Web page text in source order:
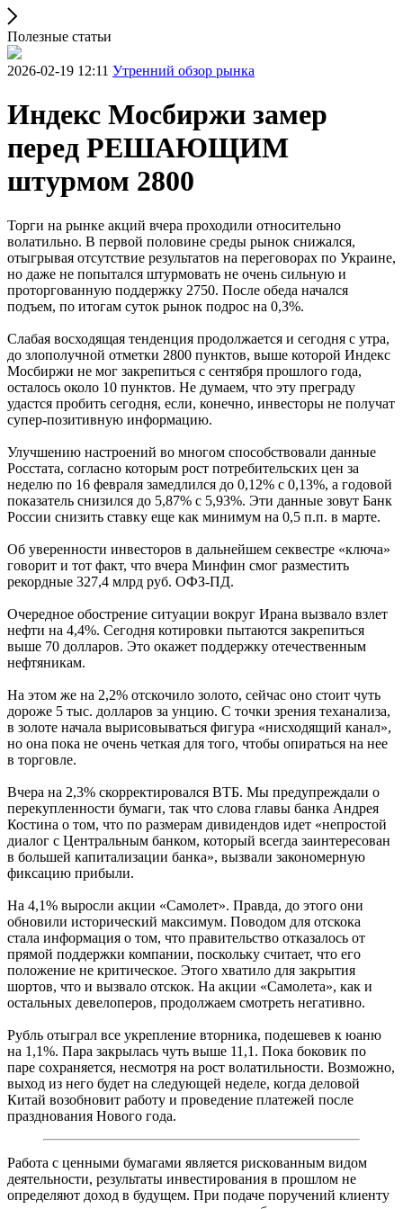
Полезные статьи
2026-02-19 12:11 Утренний обзор рынка
Индекс Мосбиржи замер
перед РЕШАЮЩИМ
штурмом 2800
Торги на рынке акций вчера проходили относительно
волатильно. В первой половине среды рынок снижался,
отыгрывая отсутствие результатов на переговорах по Украине,
но даже не попытался штурмовать не очень сильную и
проторгованную поддержку 2750. После обеда начался
подъем, по итогам суток рынок подрос на 0,3%.
Слабая восходящая тенденция продолжается и сегодня с утра,
до злополучной отметки 2800 пунктов, выше которой Индекс
Мосбиржи не мог закрепиться с сентября прошлого года,
осталось около 10 пунктов. Не думаем, что эту преграду
удастся пробить сегодня, если, конечно, инвесторы не получат
супер-позитивную информацию.
Улучшению настроений во многом способствовали данные
Росстата, согласно которым рост потребительских цен за
неделю по 16 февраля замедлился до 0,12% с 0,13%, а годовой
показатель снизился до 5,87% с 5,93%. Эти данные зовут Банк
России снизить ставку еще как минимум на 0,5 п.п. в марте.
Об уверенности инвесторов в дальнейшем секвестре «ключа»
говорит и тот факт, что вчера Минфин смог разместить
рекордные 327,4 млрд руб. ОФЗ-ПД.
Очередное обострение ситуации вокруг Ирана вызвало взлет
нефти на 4,4%. Сегодня котировки пытаются закрепиться
выше 70 долларов. Это окажет поддержку отечественным
нефтяникам.
На этом же на 2,2% отскочило золото, сейчас оно стоит чуть
дороже 5 тыс. долларов за унцию. С точки зрения теханализа,
в золоте начала вырисовываться фигура «нисходящий канал»,
но она пока не очень четкая для того, чтобы опираться на нее
в торговле.
Вчера на 2,3% скорректировался ВТБ. Мы предупреждали о
перекупленности бумаги, так что слова главы банка Андрея
Костина о том, что по размерам дивидендов идет «непростой
диалог с Центральным банком, который всегда заинтересован
в большей капитализации банка», вызвали закономерную
фиксацию прибыли.
На 4,1% выросли акции «Самолет». Правда, до этого они
обновили исторический максимум. Поводом для отскока
стала информация о том, что правительство отказалось от
прямой поддержки компании, поскольку считает, что его
положение не критическое. Этого хватило для закрытия
шортов, что и вызвало отскок. На акции «Самолета», как и
остальных девелоперов, продолжаем смотреть негативно.
Рубль отыграл все укрепление вторника, подешевев к юаню
на 1,1%. Пара закрылась чуть выше 11,1. Пока боковик по
паре сохраняется, несмотря на рост волатильности. Возможно,
выход из него будет на следующей неделе, когда деловой
Китай возобновит работу и проведение платежей после
празднования Нового года.
Работа с ценными бумагами является рискованным видом
деятельности, результаты инвестирования в прошлом не
определяют доход в будущем. При подаче поручений клиенту